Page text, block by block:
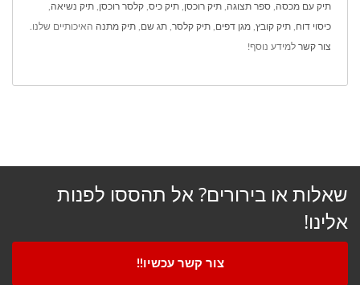
תיק עם מכסה ספר תצוגה תיק רוכסן תיק כיס קלסר רוכסן תיק נשיאה
כיסוי דוח תיק קובץ מגן דפים תיק קלסר תג שם תיק מתנה האיכותיים שלנו.
צור קשר למידע נוסף!
שאלות או בירורים? אל תהססו לפנות
אלינו!
צור קשר עכשיו!!